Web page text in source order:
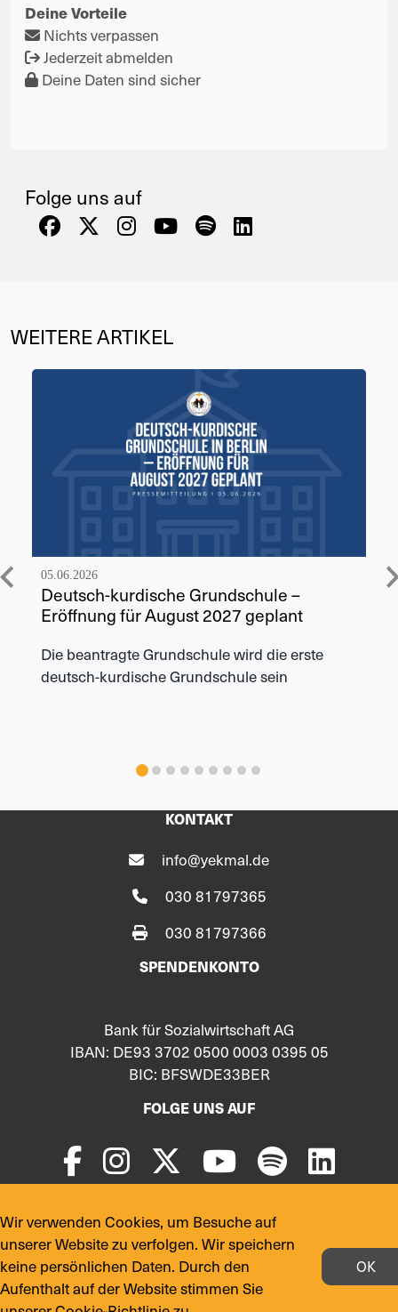
Deine Vorteile
Nichts verpassen
Jederzeit abmelden
Deine Daten sind sicher
Folge uns auf
WEITERE ARTIKEL
05.06.2026
Deutsch-kurdische Grundschule –
Eröffnung für August 2027 geplant
Die beantragte Grundschule wird die erste
deutsch-kurdische Grundschule sein
KONTAKT
info@yekmal.de
030 81797365
030 81797366
SPENDENKONTO
Bank für Sozialwirtschaft AG
IBAN: DE93 3702 0500 0003 0395 05
BIC: BFSWDE33BER
FOLGE UNS AUF
© 2024 Copyright:yekmal.de
Wir verwenden Cookies, um Besuche auf
unserer Website zu verfolgen. Wir speichern
keine persönlichen Daten. Durch den
Aufenthalt auf der Website stimmen Sie
OK